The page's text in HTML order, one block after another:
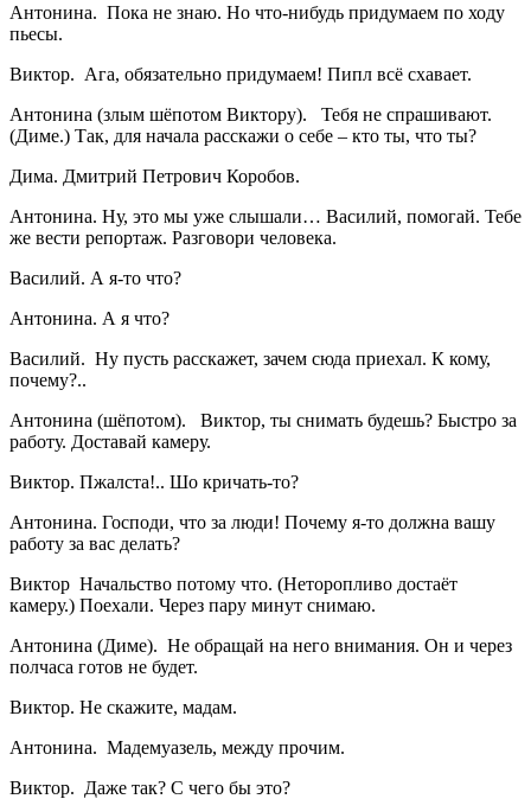
Антонина. Пока не знаю. Но что-нибудь придумаем по ходу
пьесы.
Виктор. Ага, обязательно придумаем! Пипл всё схавает.
Антонина (злым шёпотом Виктору). Тебя не спрашивают.
(Диме.) Так, для начала расскажи о себе – кто ты, что ты?
Дима. Дмитрий Петрович Коробов.
Антонина. Ну, это мы уже слышали… Василий, помогай. Тебе
же вести репортаж. Разговори человека.
Василий. А я-то что?
Антонина. А я что?
Василий. Ну пусть расскажет, зачем сюда приехал. К кому,
почему?..
Антонина (шёпотом). Виктор, ты снимать будешь? Быстро за
работу. Доставай камеру.
Виктор. Пжалста!.. Шо кричать-то?
Антонина. Господи, что за люди! Почему я-то должна вашу
работу за вас делать?
Виктор Начальство потому что. (Неторопливо достаёт
камеру.) Поехали. Через пару минут снимаю.
Антонина (Диме). Не обращай на него внимания. Он и через
полчаса готов не будет.
Виктор. Не скажите, мадам.
Антонина. Мадемуазель, между прочим.
Виктор. Даже так? С чего бы это?